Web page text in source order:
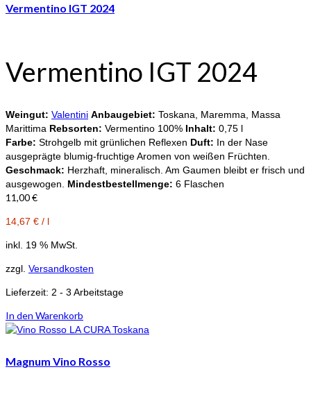
Vermentino IGT 2024
Vermentino IGT 2024
Weingut: Valentini Anbaugebiet: Toskana, Maremma, Massa
Marittima Rebsorten: Vermentino 100% Inhalt: 0,75 l
Farbe: Strohgelb mit grünlichen Reflexen Duft: In der Nase
ausgeprägte blumig-fruchtige Aromen von weißen Früchten.
Geschmack: Herzhaft, mineralisch. Am Gaumen bleibt er frisch und
ausgewogen. Mindestbestellmenge: 6 Flaschen
11,00€
14,67 € / l
inkl. 19 % MwSt.
zzgl. Versandkosten
Lieferzeit: 2 - 3 Arbeitstage
In den Warenkorb
Magnum Vino Rosso